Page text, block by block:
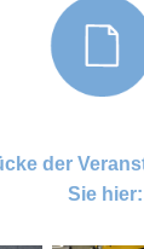
der
Sie hier: